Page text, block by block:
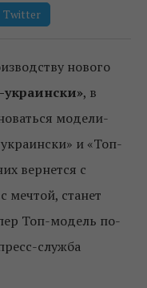
Twitter
нового
, в
модели-
и «Топ-
вернется с
мечтой, станет
Топ-модель по-
служба